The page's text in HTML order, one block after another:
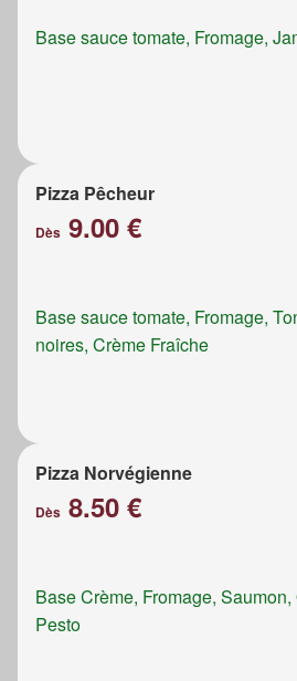
Base sauce tomate, Fromage,
Pizza Pêcheur
Dès 9.00 €
Base sauce tomate, Fromage,
noires, Crème Fraîche
Pizza Norvégienne
Dès 8.50 €
Base Crème, Fromage,
Pesto